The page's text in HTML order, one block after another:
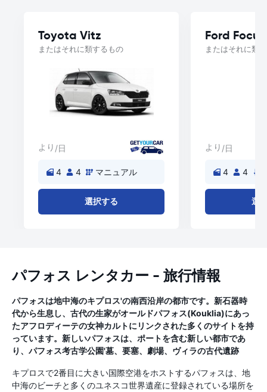
Toyota Vitz
またはそれに類するもの
より /日
4 4 マニュアル
選択する
Ford Focus
またはそれに類
より /日
4 4
選
パフォス レンタカー - 旅行情報
パフォスは地中海のキプロス'の南西沿岸の都市です。新石器時
代から生息し、古代の生家がオールドパフォス(Kouklia)にあっ
たアフロディーテの女神カルトにリンクされた多くのサイトを持
っています。新しいパフォスは、ポートを含む新しい都市であ
り、パフォス考古学公園'墓、要塞、劇場、ヴィラの古代遺跡
キプロスで2番目に大きい国際空港をホストするパフォスは、地
中海のビーチと多くのユネスコ世界遺産に登録されている場所を